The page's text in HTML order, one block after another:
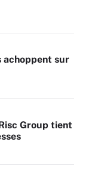
achoppent sur
Group tient